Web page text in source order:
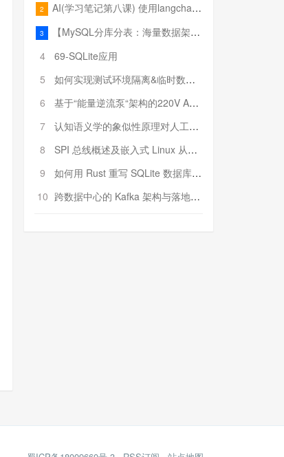
2 AI(学习笔记第八课) 使用langchain的embedding models
3
【MySQL分库分表：海量数据架构的终极解决方案】
4
69-SQLite应用
5
如何实现测试环境隔离&临时数据库（pytest+SQLite）
6
基于“能量逆流泵“架构的220V AC至20V DC 300W高效电源设计
7
认知语义学的象似性原理对人工智能自然语言处理深层语义分析的影响与启示
8
SPI 总线概述及嵌入式 Linux 从属 SPI 设备驱动程序开发（第二部分，实践）
9
如何用 Rust 重写 SQLite 数据库（二）:是否有市场空间？
10 跨数据中心的 Kafka 架构与落地实战